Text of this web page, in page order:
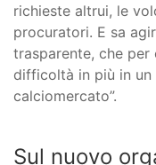
richieste altrui, le
procuratori. E sa
trasparente, che per
difficoltà in più in
calciomercato”.
Sul nuovo